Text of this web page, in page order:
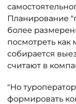
Планирование
более
посмотреть
собирается
считают в
"Но
формировать